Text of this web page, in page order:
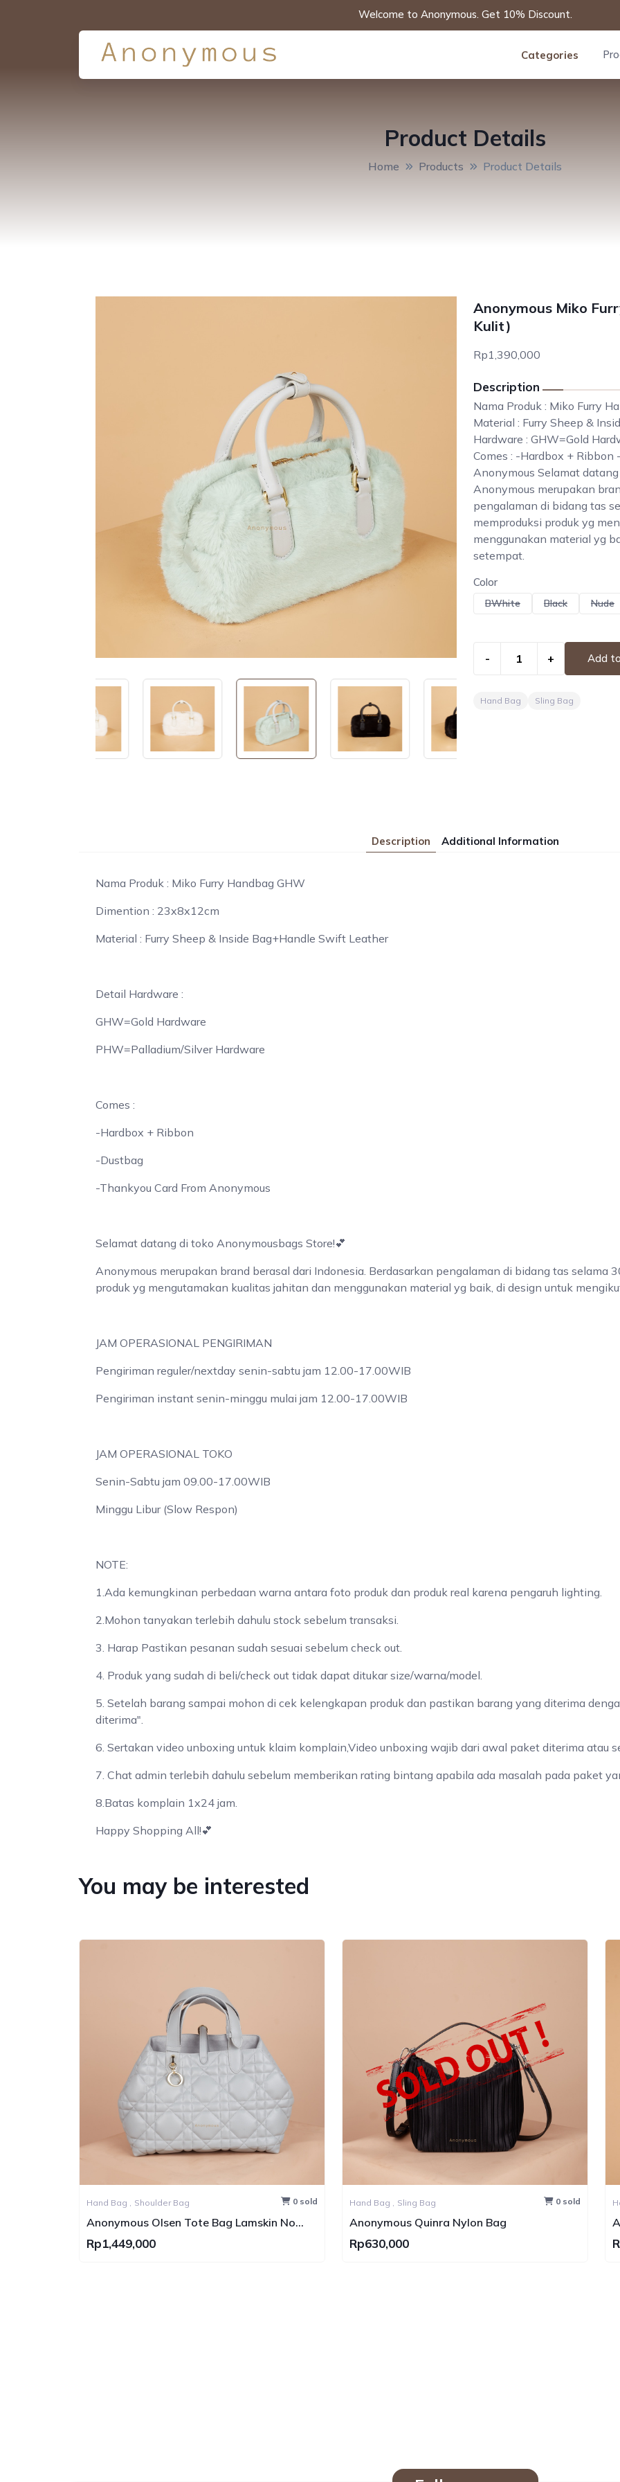
Welcome to Anonymous. Get 10% Discount.
Categories
Product Details
Home Products Product Details
Anonymous Miko
Kulit)
Rp1,390,000
Description
Nama Produk : Miko Furry
Material : Furry Sheep &
Hardware : GHW=Gold
Comes : -Hardbox + Ribbon
Anonymous Selamat
Anonymous merupakan
pengalaman di bidang tas
memproduksi produk yg
menggunakan material yg
setempat.
Color
BWhite Black Nude
- + Add
Hand Bag Sling Bag
Description Additional Information
Nama Produk : Miko Furry Handbag GHW
Dimention : 23x8x12cm
Material : Furry Sheep & Inside Bag+Handle Swift Leather
Detail Hardware :
GHW=Gold Hardware
PHW=Palladium/Silver Hardware
Comes :
-Hardbox + Ribbon
-Dustbag
-Thankyou Card From Anonymous
Selamat datang di toko Anonymousbags Store!💕
Anonymous merupakan brand berasal dari Indonesia. Berdasarkan pengalaman di bidang tas selama
produk yg mengutamakan kualitas jahitan dan menggunakan material yg baik, di design untuk
JAM OPERASIONAL PENGIRIMAN
Pengiriman reguler/nextday senin-sabtu jam 12.00-17.00WIB
Pengiriman instant senin-minggu mulai jam 12.00-17.00WIB
JAM OPERASIONAL TOKO
Senin-Sabtu jam 09.00-17.00WIB
Minggu Libur (Slow Respon)
NOTE:
1.Ada kemungkinan perbedaan warna antara foto produk dan produk real karena pengaruh lighting.
2.Mohon tanyakan terlebih dahulu stock sebelum transaksi.
3. Harap Pastikan pesanan sudah sesuai sebelum check out.
4. Produk yang sudah di beli/check out tidak dapat ditukar size/warna/model.
5. Setelah barang sampai mohon di cek kelengkapan produk dan pastikan barang yang diterima
diterima".
6. Sertakan video unboxing untuk klaim komplain,Video unboxing wajib dari awal paket diterima atau
7. Chat admin terlebih dahulu sebelum memberikan rating bintang apabila ada masalah pada paket
8.Batas komplain 1x24 jam.
Happy Shopping All!💕
You may be interested
0 sold
Shoulder Bag
Anonymous Olsen Tote Bag Lamskin No
Brand
Rp1,449,000
0 sold
Sling Bag
Anonymous Quinra Nylon Bag
Rp630,000